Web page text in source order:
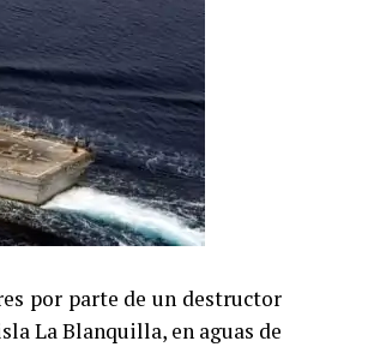
por parte de un destructor
La Blanquilla, en aguas de